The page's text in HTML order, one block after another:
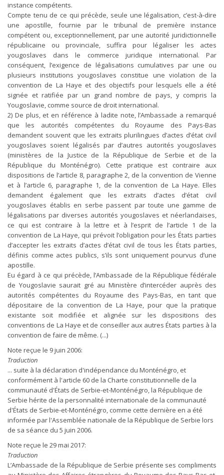
instance compétents.
Compte tenu de ce qui précède, seule une légalisation, c’est-à-dire
une apostille, fournie par le tribunal de première instance
compétent ou, exceptionnellement, par une autorité juridictionnelle
républicaine ou provinciale, suffira pour légaliser les actes
yougoslaves dans le commerce juridique international. Par
conséquent, l’exigence de légalisations cumulatives par une ou
plusieurs institutions yougoslaves constitue une violation de la
convention de La Haye et des objectifs pour lesquels elle a été
signée et ratifiée par un grand nombre de pays, y compris la
Yougoslavie, comme source de droit international.
2) De plus, et en référence à ladite note, l’Ambassade a remarqué
que les autorités compétentes du Royaume des Pays-Bas
demandent souvent que les extraits plurilingues d’actes d’état civil
yougoslaves soient légalisés par d’autres autorités yougoslaves
(ministères de la Justice de la République de Serbie et de la
République du Monténégro). Cette pratique est contraire aux
dispositions de l’article 8, paragraphe 2, de la convention de Vienne
et à l’article 6, paragraphe 1, de la convention de La Haye. Elles
demandent également que les extraits d’actes d’état civil
yougoslaves établis en serbe passent par toute une gamme de
légalisations par diverses autorités yougoslaves et néerlandaises,
ce qui est contraire à la lettre et à l’esprit de l’article 1 de la
convention de La Haye, qui prévoit l’obligation pour les États parties
d’accepter les extraits d’actes d’état civil de tous les États parties,
définis comme actes publics, s’ils sont uniquement pourvus d’une
apostille.
Eu égard à ce qui précède, l’Ambassade de la République fédérale
de Yougoslavie saurait gré au Ministère d’intercéder auprès des
autorités compétentes du Royaume des Pays-Bas, en tant que
dépositaire de la convention de La Haye, pour que la pratique
existante soit modifiée et alignée sur les dispositions des
conventions de La Haye et de conseiller aux autres États parties à la
convention de faire de même. (...)
Note reçue le 9 juin 2006:
Traduction
... suite à la déclaration d'indépendance du Monténégro, et
conformément à l'article 60 de la Charte constitutionnelle de la
communauté d'États de Serbie-et-Monténégro, la République de
Serbie hérite de la personnalité internationale de la communauté
d'États de Serbie-et-Monténégro, comme cette dernière en a été
informée par l'Assemblée nationale de la République de Serbie lors
de sa séance du 5 juin 2006.
Note reçue le 29 mai 2017:
Traduction
L’Ambassade de la République de Serbie présente ses compliments